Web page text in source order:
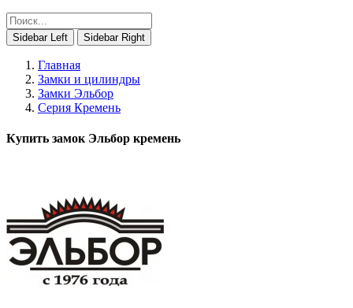
Sidebar Left Sidebar Right
Главная
Замки и цилиндры
Замки Эльбор
Серия Кремень
Купить замок Эльбор кремень